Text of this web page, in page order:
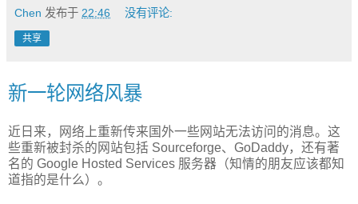
Chen 发布于 22:46 没有评论:
共享
新一轮网络风暴
近日来，网络上重新传来国外一些网站无法访问的消息。这
些重新被封杀的网站包括 Sourceforge、GoDaddy，还有著
名的 Google Hosted Services 服务器（知情的朋友应该都知
道指的是什么）。